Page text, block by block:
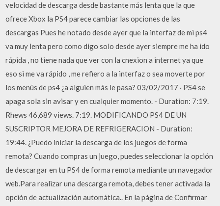
velocidad de descarga desde bastante más lenta que la que
ofrece Xbox la PS4 parece cambiar las opciones de las
descargas Pues he notado desde ayer que la interfaz de mi ps4
va muy lenta pero como digo solo desde ayer siempre me ha ido
rápida , no tiene nada que ver con la cnexion a internet ya que
eso si me va rápido , me refiero a la interfaz o sea moverte por
los menús de ps4 ¿a alguien más le pasa? 03/02/2017 · PS4 se
apaga sola sin avisar y en cualquier momento. - Duration: 7:19.
Rhews 46,689 views. 7:19. MODIFICANDO PS4 DE UN
SUSCRIPTOR MEJORA DE REFRIGERACION - Duration:
19:44. ¿Puedo iniciar la descarga de los juegos de forma
remota? Cuando compras un juego, puedes seleccionar la opción
de descargar en tu PS4 de forma remota mediante un navegador
web.Para realizar una descarga remota, debes tener activada la
opción de actualización automática.. En la página de Confirmar